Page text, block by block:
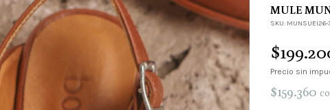
MULE
SKU: MUNSUEI26-
Precio sin
$159.360